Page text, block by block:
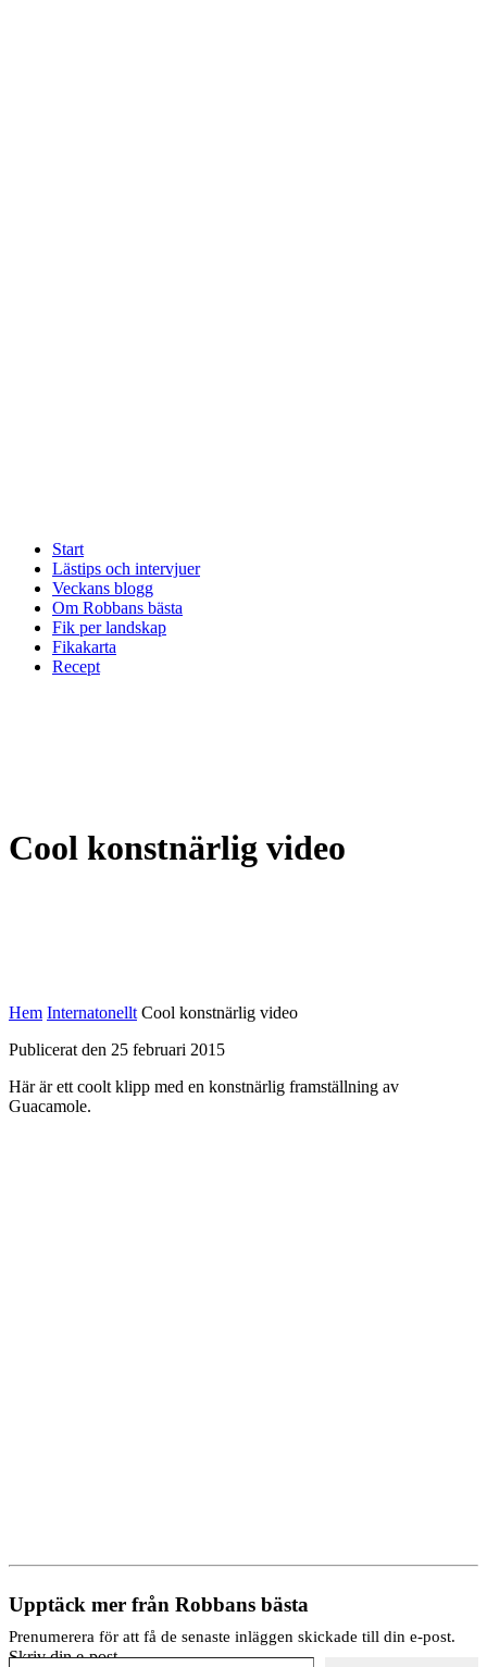
Start
Lästips och intervjuer
Veckans blogg
Om Robbans bästa
Fik per landskap
Fikakarta
Recept
Cool konstnärlig video
Hem Internatonellt Cool konstnärlig video
Publicerat den 25 februari 2015
Här är ett coolt klipp med en konstnärlig framställning av
Guacamole.
Upptäck mer från Robbans bästa
Prenumerera för att få de senaste inläggen skickade till din e-post.
Skriv din e-post …